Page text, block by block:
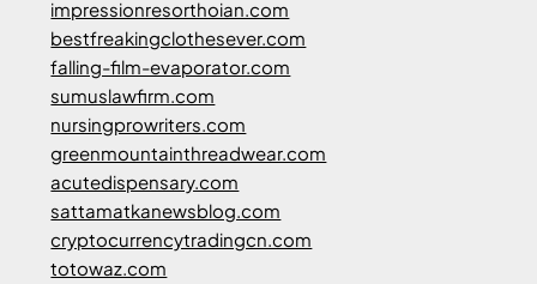
impressionresorthoian.com
bestfreakingclothesever.com
falling-film-evaporator.com
sumuslawfirm.com
nursingprowriters.com
greenmountainthreadwear.com
acutedispensary.com
sattamatkanewsblog.com
cryptocurrencytradingcn.com
totowaz.com